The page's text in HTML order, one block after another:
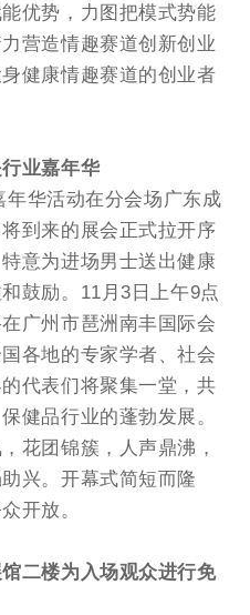
优势，力图把模式势能
营造情趣赛道创新创业
健康情趣赛道的创业者
业嘉年华
华活动在分会场广东成
到来的展会正式拉开序
意为进场男士送出健康
鼓励。11月3日上午9点
广州市琶洲南丰国际会
各地的专家学者、社会
代表们将聚集一堂，共
健品行业的蓬勃发展。
花团锦簇，人声鼎沸，
兴。开幕式简短而隆
开放。
二楼为入场观众进行免